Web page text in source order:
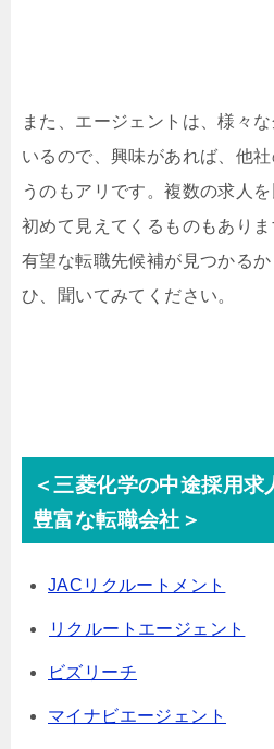
また、エージェントは、様々
いるので、興味があれば、他
うのもアリです。複数の求人
初めて見えてくるものもあり
有望な転職先候補が見つかる
ひ、聞いてみてください。
＜三菱化学の中途採用
豊富な転職会社＞
JACリクルートメント
リクルートエージェント
ビズリーチ
マイナビエージェント